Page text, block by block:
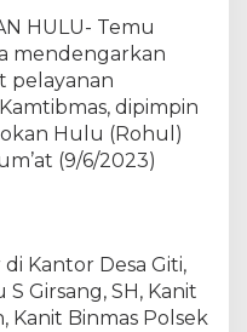
HULU- Temu
mendengarkan
pelayanan
dipimpin
Hulu (Rohul)
(9/6/2023)
Kantor Desa Giti,
Girsang, SH, Kanit
Kanit Binmas Polsek